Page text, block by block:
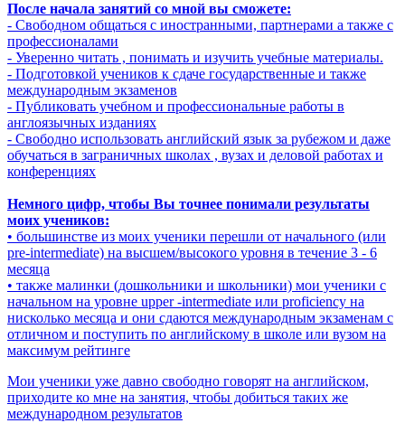
После начала занятий со мной вы сможете:
- Свободном общаться с иностранными, партнерами а также с
профессионалами
- Уверенно читать , понимать и изучить учебные материалы.
- Подготовкой учеников к сдаче государственные и также
международным экзаменов
- Публиковать учебном и профессиональные работы в
англоязычных изданиях
- Свободно использовать английский язык за рубежом и даже
обучаться в заграничных школах , вузах и деловой работах и
конференциях
Немного цифр, чтобы Вы точнее понимали результаты
моих учеников:
• большинстве из моих ученики перешли от начального (или
pre-intermediate) на высшем/высокого уровня в течение 3 - 6
месяца
• также малинки (дошкольники и школьники) мои ученики с
начальном на уровне upper -intermediate или proficiency на
нисколько месяца и они сдаются международным экзаменам с
отличном и поступить по английскому в школе или вузом на
максимум рейтинге
Мои ученики уже давно свободно говорят на английском,
приходите ко мне на занятия, чтобы добиться таких же
международном результатов